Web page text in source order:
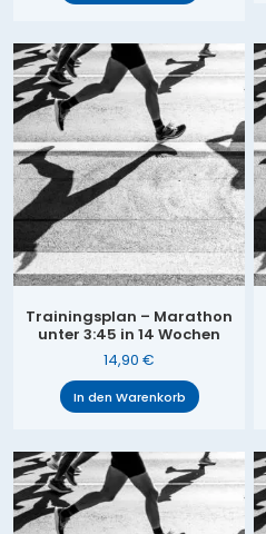
Trainingsplan – Marathon
unter 3:45 in 14 Wochen
14,90€
In den Warenkorb